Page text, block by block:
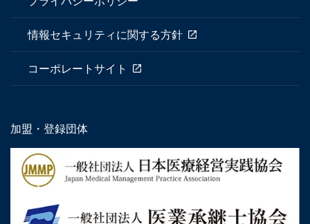
情報セキュリティに関する方針
コーポレートサイト
加盟・登録団体